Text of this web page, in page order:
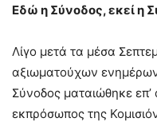
Εδώ η Σύνοδος, εκεί η
Λίγο μετά τα μέσα
αξιωματούχων
Σύνοδος ματαιώθηκε
εκπρόσωπος της